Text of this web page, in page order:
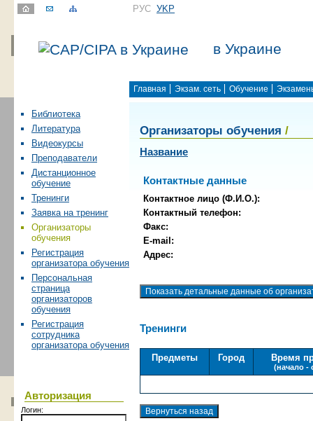
РУС УKР
в Украине
Главная Экзам. сеть Обучение
Библиотека
Литература
Видеокурсы
Преподаватели
Дистанционное
обучение
Тренинги
Заявка на тренинг
Организаторы
обучения
Регистрация
организатора обучения
Персональная
страница
организаторов
обучения
Регистрация
сотрудника
организатора обучения
Авторизация
Логин:
Организаторы обучения /
Название
Контактные данные
Контактное лицо (Ф.И.О.):
Контактный телефон:
Факс:
E-mail:
Адрес:
Тренинги
Предметы Город Время
(начало -